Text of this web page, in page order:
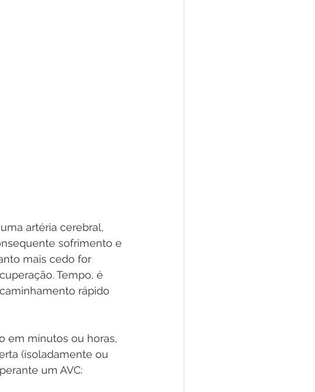
artéria cerebral,
sofrimento e
mais cedo for
Tempo, é
rápido
em minutos ou horas,
(isoladamente ou
um AVC: